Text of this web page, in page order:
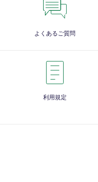
よくあるご質問
利用規定